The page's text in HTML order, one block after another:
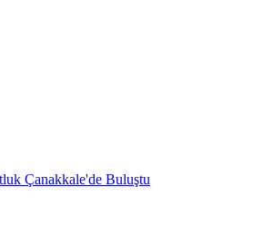
Çanakkale'de Buluştu